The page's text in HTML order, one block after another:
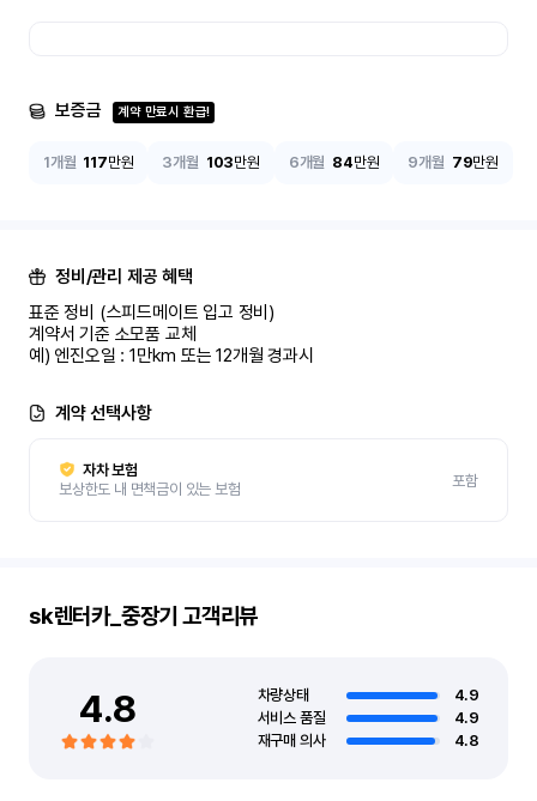
보증금 계약 만료시 환급!
1개월 117만원 3개월 103만원 6개월 84만원 9개월 79만원
정비/관리 제공 혜택
표준 정비 (스피드메이트 입고 정비)
계약서 기준 소모품 교체
예) 엔진오일 : 1만km 또는 12개월 경과시
계약 선택사항
자차 보험
보상한도 내 면책금이 있는 보험
포함
sk렌터카_중장기 고객리뷰
4.8 차량상태
4.9
서비스 품질
4.9
재구매 의사
4.8